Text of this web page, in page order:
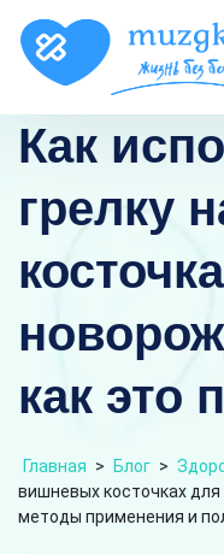
Как
грелку
как это
Главная > Блог >
вишневых косточках
методы применения и